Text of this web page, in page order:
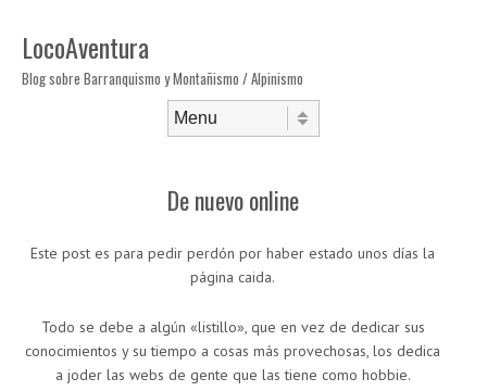
LocoAventura
Blog sobre Barranquismo y Montañismo / Alpinismo
De nuevo online
Este post es para pedir perdón por haber estado unos días la
página caida.
Todo se debe a algún «listillo», que en vez de dedicar sus
conocimientos y su tiempo a cosas más provechosas, los dedica
a joder las webs de gente que las tiene como hobbie.